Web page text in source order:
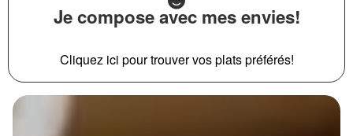
Je compose avec mes envies!
Cliquez ici pour trouver vos plats préférés!